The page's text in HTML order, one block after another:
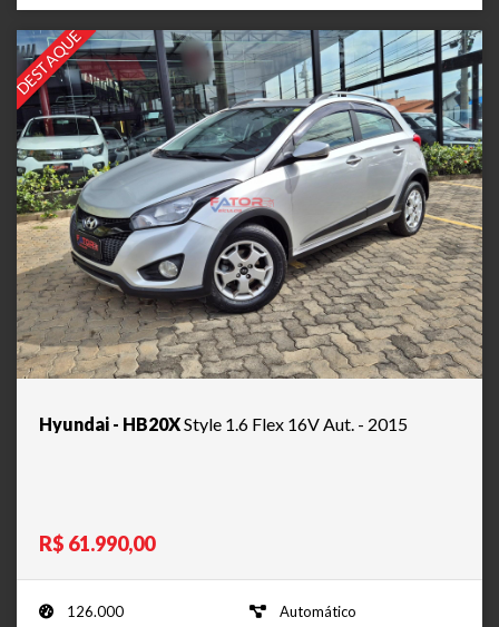
DESTAQUE
Hyundai - HB20X Style 1.6 Flex 16V Aut. - 2015
R$ 61.990,00
126.000
Automático